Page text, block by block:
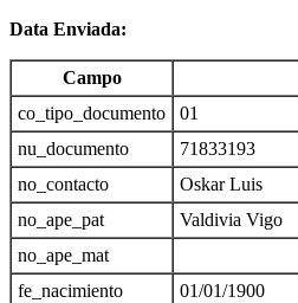
Data Enviada:
Campo
co_tipo_documento
01
nu_documento
71833193
no_contacto
Oskar Luis
no_ape_pat
Valdivia Vigo
no_ape_mat
fe_nacimiento
01/01/1900